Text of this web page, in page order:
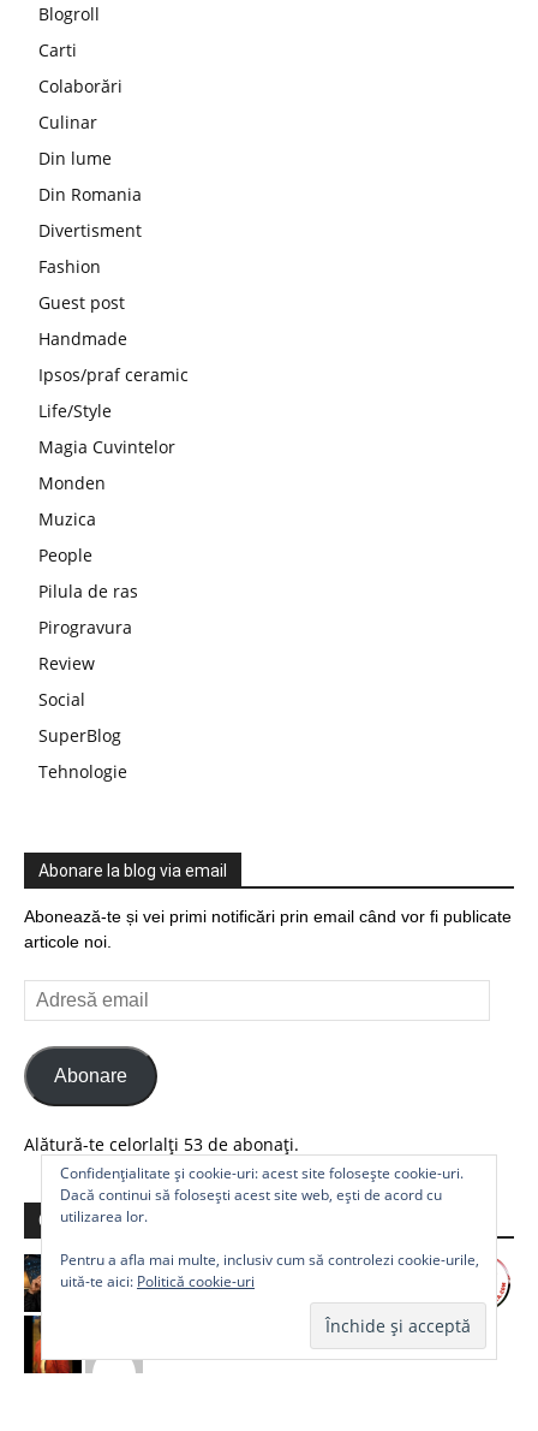
Blogroll
Carti
Colaborări
Culinar
Din lume
Din Romania
Divertisment
Fashion
Guest post
Handmade
Ipsos/praf ceramic
Life/Style
Magia Cuvintelor
Monden
Muzica
People
Pilula de ras
Pirogravura
Review
Social
SuperBlog
Tehnologie
Abonare la blog via email
Abonează-te și vei primi notificări prin email când vor fi publicate
articole noi.
Adresă
email
Abonare
Alătură-te celorlalți 53 de abonați.
Comunitate
Confidențialitate și cookie-uri: acest site folosește cookie-uri.
Dacă continui să folosești acest site web, ești de acord cu
utilizarea lor.
Pentru a afla mai multe, inclusiv cum să controlezi cookie-urile,
uită-te aici: Politică cookie-uri